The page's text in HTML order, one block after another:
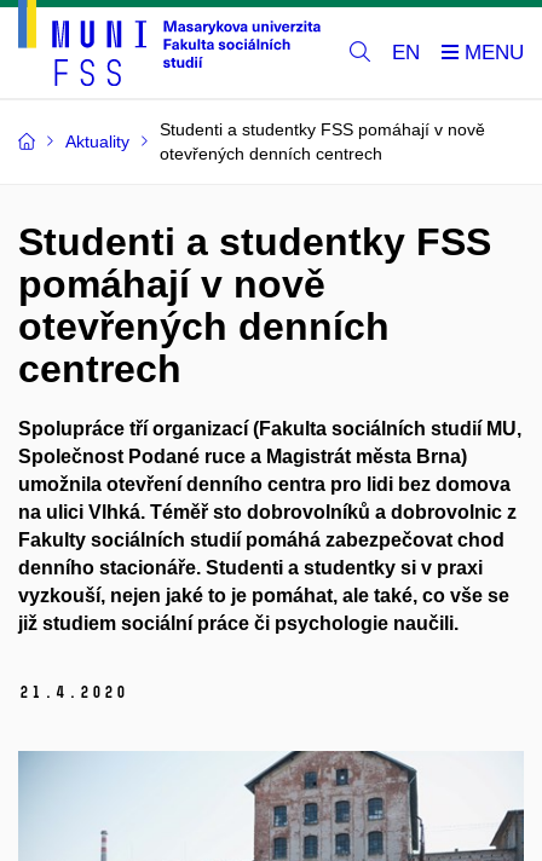
EN
Aktuality
Studenti a studentky FSS pomáhají v nově
otevřených denních centrech
Studenti a studentky FSS
pomáhají v nově
otevřených denních
centrech
Spolupráce tří organizací (Fakulta sociálních studií MU,
Společnost Podané ruce a Magistrát města Brna)
umožnila otevření denního centra pro lidi bez domova
na ulici Vlhká. Téměř sto dobrovolníků a dobrovolnic z
Fakulty sociálních studií pomáhá zabezpečovat chod
denního stacionáře. Studenti a studentky si v praxi
vyzkouší, nejen jaké to je pomáhat, ale také, co vše se
již studiem sociální práce či psychologie naučili.
21. 4. 2020